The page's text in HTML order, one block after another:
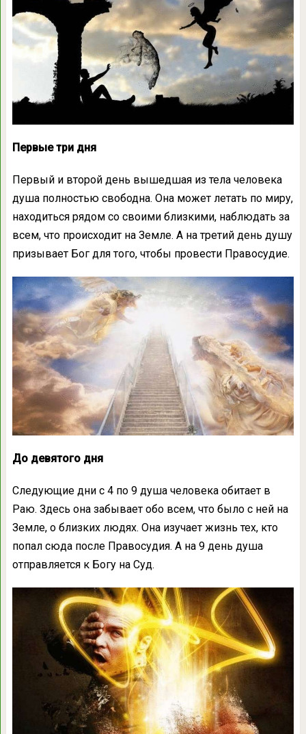
Первые три дня
Первый и второй день вышедшая из тела человека
душа полностью свободна. Она может летать по миру,
находиться рядом со своими близкими, наблюдать за
всем, что происходит на Земле. А на третий день душу
призывает Бог для того, чтобы провести Правосудие.
До девятого дня
Следующие дни с 4 по 9 душа человека обитает в
Раю. Здесь она забывает обо всем, что было с ней на
Земле, о близких людях. Она изучает жизнь тех, кто
попал сюда после Правосудия. А на 9 день душа
отправляется к Богу на Суд.